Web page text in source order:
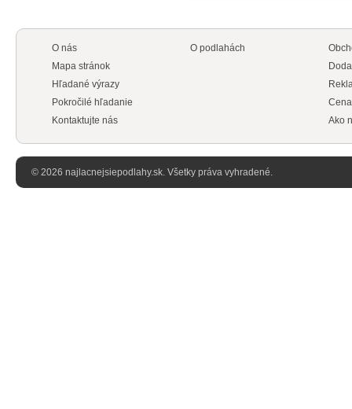
O nás
Mapa stránok
Hľadané výrazy
Pokročilé hľadanie
Kontaktujte nás
O podlahách
Ako
© 2026 najlacnejsiepodlahy.sk. Všetky práva vyhradené.